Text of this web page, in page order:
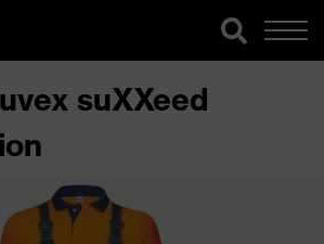
suXXeed